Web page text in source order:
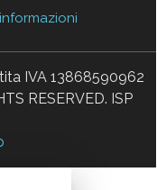
IVA 13868590962
RESERVED. ISP